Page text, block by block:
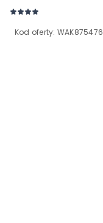
Kod oferty: WAK875476